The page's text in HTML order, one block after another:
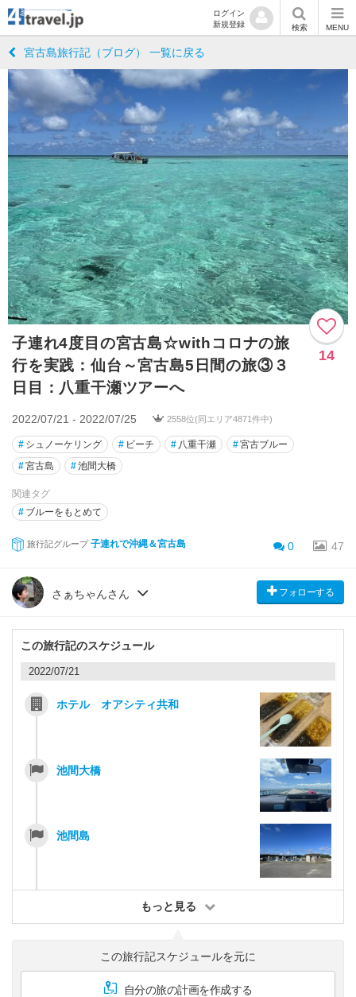
ログイン
新規登録
検索 MENU
宮古島旅行記（ブログ） 一覧に戻る
子連れ4度目の宮古島☆withコロナの旅
行を実践：仙台～宮古島5日間の旅③３
日目：八重干瀬ツアーへ
14
2022/07/21 - 2022/07/25 2558位(同エリア4871件中)
# シュノーケリング # ビーチ # 八重干瀬 #宮古ブルー
#宮古島 #池間大橋
関連タグ
# ブルーをもとめて
旅行記グループ 子連れで沖縄＆宮古島 0 47
さぁちゃんさん フォローする
この旅行記のスケジュール
2022/07/21
ホテル オアシティ共和
池間大橋
池間島
もっと見る
この旅行記スケジュールを元に
自分の旅の計画を作成する